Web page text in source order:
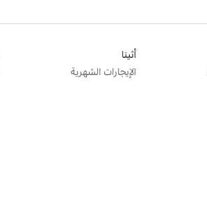
أثينا
الإيجارات الشهرية